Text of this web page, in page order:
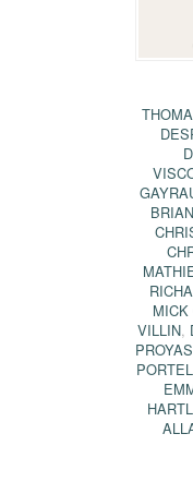
MICK
VILLIN,
PROYAS